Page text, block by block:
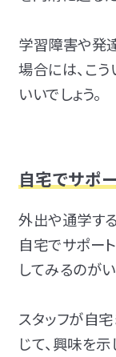
学習障害や発
場合には、こ
いいでしょう。
自宅でサポ
外出や通学す
自宅でサポー
してみるのがい
スタッフが自
じて、興味を